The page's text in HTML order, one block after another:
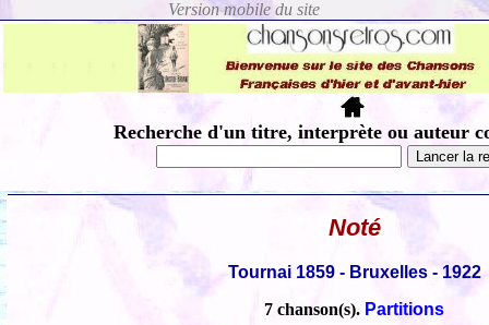
Recherche d'un titre, interprète ou auteur
Noté
Tournai 1859 - Bruxelles - 1922
7 chanson(s). Partitions